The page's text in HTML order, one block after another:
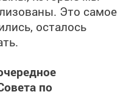
Это самое
осталось
по